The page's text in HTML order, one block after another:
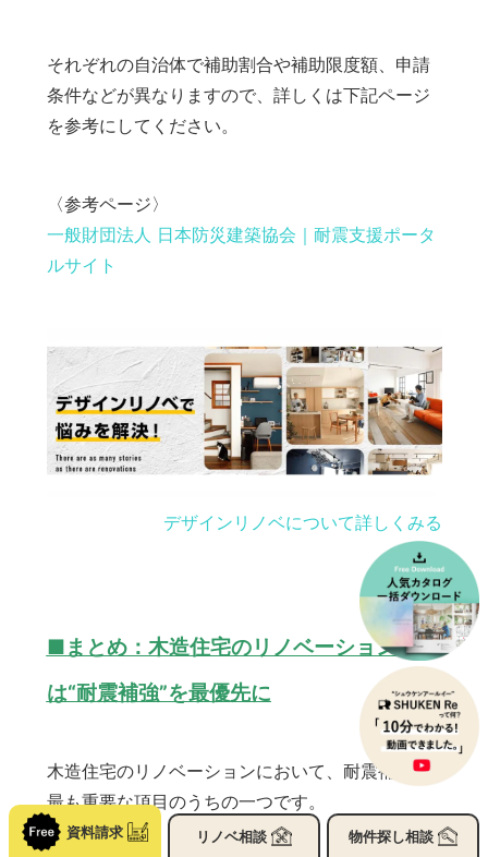
それぞれの自治体で補助割合や補助限度額、申請
条件などが異なりますので、詳しくは下記ページ
を参考にしてください。
〈参考ページ〉
一般財団法人 日本防災建築協会｜耐震支援ポータ
ルサイト
デザインリノベについて詳しくみる
■まとめ：木造住宅のリノベーション
は“耐震補強”を最優先に
木造住宅のリノベーションにおいて、耐震補強は
最も重要な項目のうちの一つです。
資料請求 リノベ相談 物件探し相談